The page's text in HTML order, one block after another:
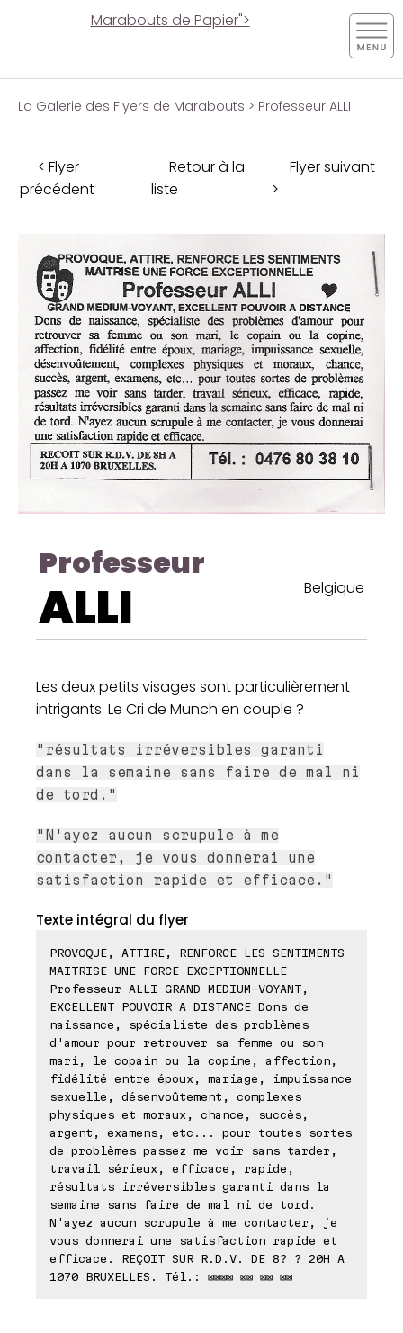
Marabouts de Papier">
La Galerie des Flyers de Marabouts > Professeur ALLI
< Flyer
précédent
Retour à la
liste
Flyer suivant
>
Professeur
ALLI Belgique
Les deux petits visages sont particulièrement
intrigants. Le Cri de Munch en couple ?
"résultats irréversibles garanti
dans la semaine sans faire de mal ni
de tord."
"N'ayez aucun scrupule à me
contacter, je vous donnerai une
satisfaction rapide et efficace."
Texte intégral du flyer
PROVOQUE, ATTIRE, RENFORCE LES SENTIMENTS
MAITRISE UNE FORCE EXCEPTIONNELLE
Professeur ALLI GRAND MEDIUM-VOYANT,
EXCELLENT POUVOIR A DISTANCE Dons de
naissance, spécialiste des problèmes
d'amour pour retrouver sa femme ou son
mari, le copain ou la copine, affection,
fidélité entre époux, mariage, impuissance
sexuelle, désenvoûtement, complexes
physiques et moraux, chance, succès,
argent, examens, etc... pour toutes sortes
de problèmes passez me voir sans tarder,
travail sérieux, efficace, rapide,
résultats irréversibles garanti dans la
semaine sans faire de mal ni de tord.
N'ayez aucun scrupule à me contacter, je
vous donnerai une satisfaction rapide et
efficace. REÇOIT SUR R.D.V. DE 8? ? 20H A
1070 BRUXELLES. Tél.: ⊠⊠⊠⊠ ⊠⊠ ⊠⊠ ⊠⊠